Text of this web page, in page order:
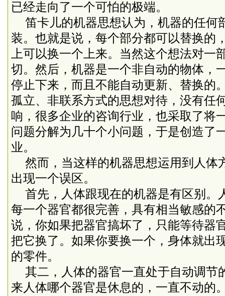
已经走向了一个可怕的极端。
笛卡儿的机器思想认为，机器的任何
装。也就是说，每个部分都可以替换的
上可以换一个上来。当然这个想法对一
切。然后，机器是一个非自动的物体，
停止下来，而且不能自动更新、替换的
孤立、非联系方式的思想对待，没有任
响，很多企业的咨询行业，也采取了将
问题分解为几十个小问题，于是创造了
业。
然而，当这样的机器思想运用到人体
出现一个误区。
首先，人体跟现在的机器是有区别。
每一个器官都很完善，具有相当敏感的
说，你如果把器官搞坏了，只能等待器
把它换了。如果你要换一个，身体就出
的零件。
其二，人体的器官一直处于自动调节
来人体哪个器官是休息的，一直不动的